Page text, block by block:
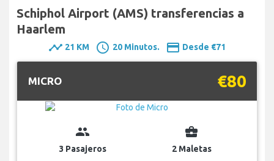
Schiphol Airport (AMS) transferencias a
Haarlem
timeline 21 KM schedule 20 Minutos. payment Desde €71
MICRO €80
group
3 Pasajeros
business_center
2 Maletas